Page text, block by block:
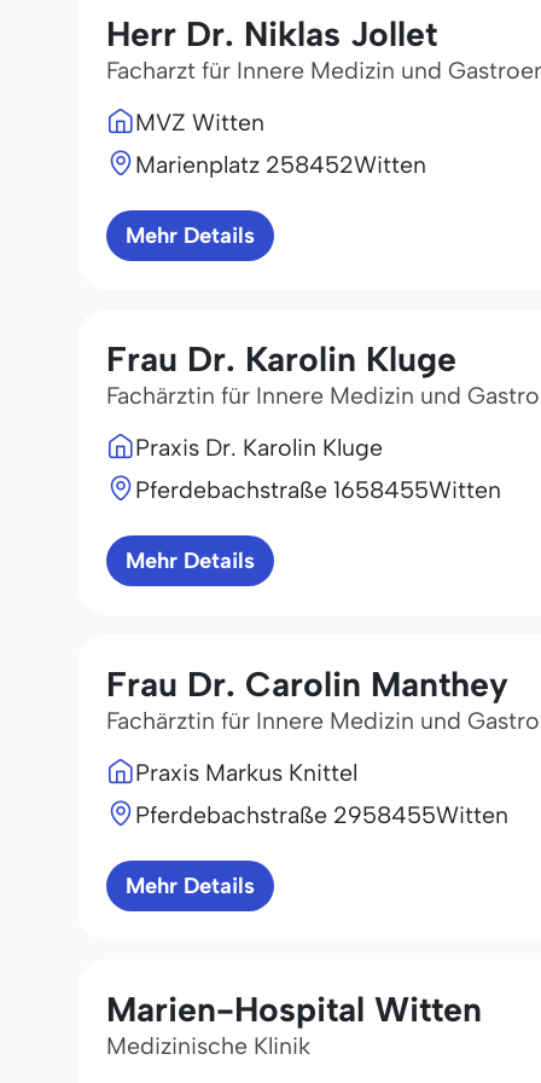
Herr Dr. Niklas Jollet
Facharzt für Innere Medizin und
MVZ Witten
Marienplatz 258452Witten
Mehr Details
Frau Dr. Karolin Kluge
Fachärztin für Innere Medizin und
Praxis Dr. Karolin Kluge
Pferdebachstraße 1658455Witten
Mehr Details
Frau Dr. Carolin Manthey
Fachärztin für Innere Medizin und
Praxis Markus Knittel
Pferdebachstraße 2958455Witten
Mehr Details
Marien-Hospital Witten
Medizinische Klinik